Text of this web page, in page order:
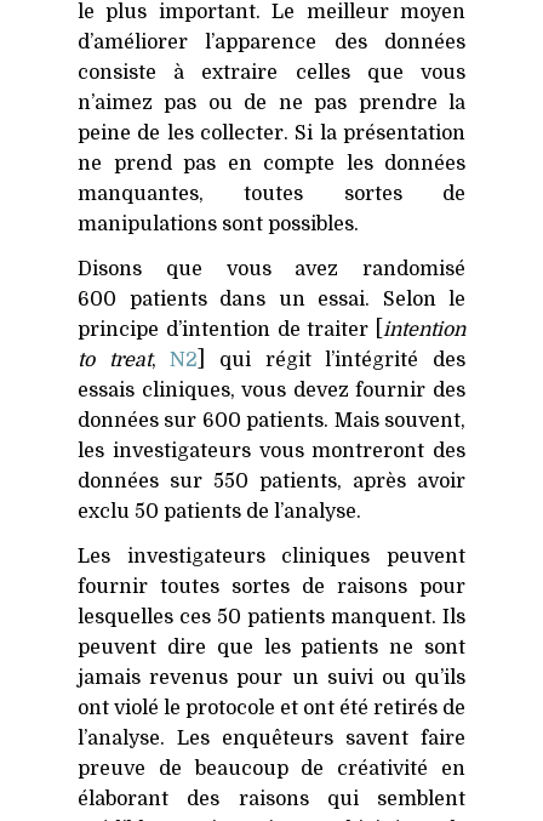
le plus important. Le meilleur moyen
d’améliorer l’apparence des données
consiste à extraire celles que vous
n’aimez pas ou de ne pas prendre la
peine de les collecter. Si la présentation
ne prend pas en compte les données
manquantes, toutes sortes de
manipulations sont possibles.
Disons que vous avez randomisé
600 patients dans un essai. Selon le
principe d’intention de traiter [
intention
to treat,N2 ] qui régit l’intégrité des
essais cliniques, vous devez fournir des
données sur 600 patients. Mais souvent,
les investigateurs vous montreront des
données sur 550 patients, après avoir
exclu 50 patients de l’analyse.
Les investigateurs cliniques peuvent
fournir toutes sortes de raisons pour
lesquelles ces 50 patients manquent. Ils
peuvent dire que les patients ne sont
jamais revenus pour un suivi ou qu’ils
ont violé le protocole et ont été retirés de
l’analyse. Les enquêteurs savent faire
preuve de beaucoup de créativité en
élaborant des raisons qui semblent